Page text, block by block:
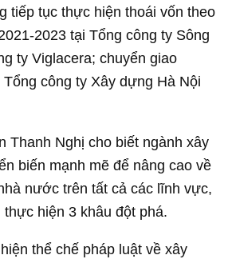
tiếp tục thực hiện thoái vốn theo
2023 tại Tổng công ty Sông
ty Viglacera; chuyển giao
công ty Xây dựng Hà Nội
Thanh Nghị cho biết ngành xây
biến mạnh mẽ để nâng cao về
nước trên tất cả các lĩnh vực,
hiện 3 khâu đột phá.
thể chế pháp luật về xây